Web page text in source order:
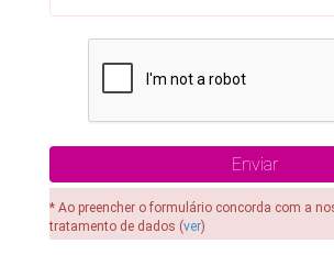
* Ao preencher o formulário concorda com a
tratamento de dados (ver)